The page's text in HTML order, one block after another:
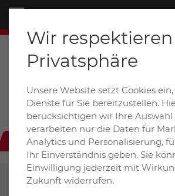
Dieselstraße 6+8a / D-31228
auto-henze@t-online.de
+49 (0) 5171
Wir
Privatsphäre
Unsere Website setzt Cookies
Dienste für Sie bereitzustellen.
berücksichtigen wir Ihre Auswahl
verarbeiten nur die Daten für
Analytics und Personalisierung,
Ihr Einverständnis geben. Sie
Einwilligung jederzeit mit
Zukunft widerrufen.